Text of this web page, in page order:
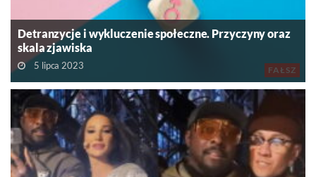
FAŁSZ
Detranzycje i wykluczenie społeczne. Przyczyny oraz
skala zjawiska
5 lipca 2023